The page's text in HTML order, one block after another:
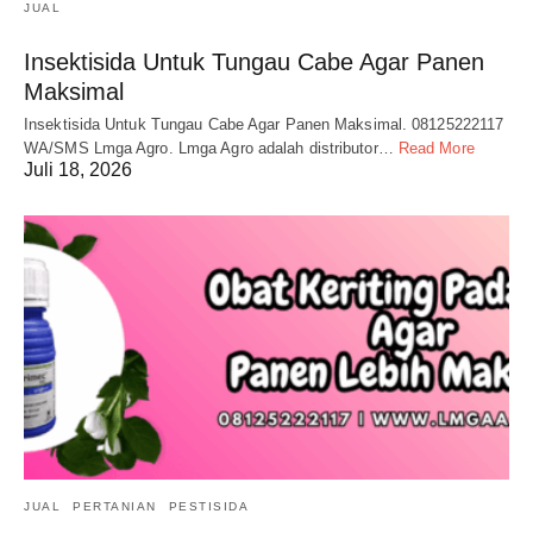
JUAL
Insektisida Untuk Tungau Cabe Agar Panen
Maksimal
Insektisida Untuk Tungau Cabe Agar Panen Maksimal. 08125222117
WA/SMS Lmga Agro. Lmga Agro adalah distributor… Read More
Juli 18, 2026
JUAL PERTANIAN PESTISIDA